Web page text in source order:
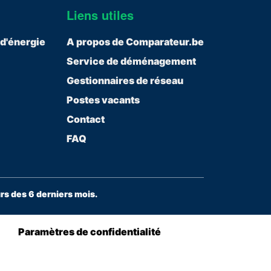
Liens utiles
A propos de Comparateur.be
Service de déménagement
Gestionnaires de réseau
Postes vacants
Contact
FAQ
des 6 derniers mois.
Paramètres de confidentialité